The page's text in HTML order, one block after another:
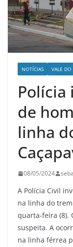
NOTÍCIAS VALE DO
Polícia
de
linha
08/05/2024
A Polícia Civil
na linha do
quarta-feira (8).
suspeita. A
na linha férrea